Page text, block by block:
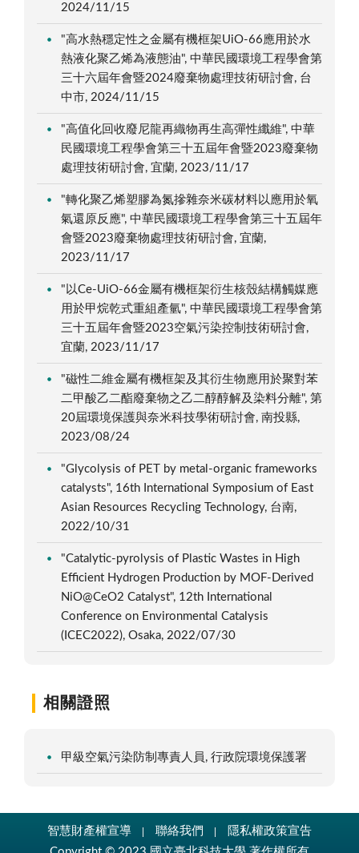
2024/11/15
"高水熱穩定性之金屬有機框架UiO-66應用於水
熱液化聚乙烯為液態油", 中華民國環境工程學會第
三十六屆年會暨2024廢棄物處理技術研討會, 台
中市, 2024/11/15
"高值化回收廢尼龍再織物再生高彈性纖維", 中華
民國環境工程學會第三十五屆年會暨2023廢棄物
處理技術研討會, 宜蘭, 2023/11/17
"轉化聚乙烯塑膠為氮摻雜奈米碳材料以應用於氧
氣還原反應", 中華民國環境工程學會第三十五屆年
會暨2023廢棄物處理技術研討會, 宜蘭,
2023/11/17
"以Ce-UiO-66金屬有機框架衍生核殼結構觸媒應
用於甲烷乾式重組產氫", 中華民國環境工程學會第
三十五屆年會暨2023空氣污染控制技術研討會,
宜蘭, 2023/11/17
"磁性二維金屬有機框架及其衍生物應用於聚對苯
二甲酸乙二酯廢棄物之乙二醇醇解及染料分離", 第
20屆環境保護與奈米科技學術研討會, 南投縣,
2023/08/24
"Glycolysis of PET by metal-organic frameworks
catalysts", 16th International Symposium of East
Asian Resources Recycling Technology, 台南,
2022/10/31
"Catalytic-pyrolysis of Plastic Wastes in High
Efficient Hydrogen Production by MOF-Derived
NiO@CeO2 Catalyst", 12th International
Conference on Environmental Catalysis
(ICEC2022), Osaka, 2022/07/30
相關證照
甲級空氣污染防制專責人員, 行政院環境保護署
智慧財產權宣導 聯絡我們
隱私權政策宣告